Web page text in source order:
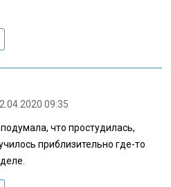
09:35
что простудилась,
приблизительно где-то